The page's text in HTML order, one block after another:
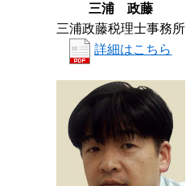
三浦 政藤
三浦政藤税理士事務所
詳細はこちら